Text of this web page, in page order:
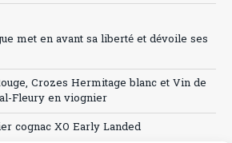
met en avant sa liberté et dévoile ses
Crozes Hermitage blanc et Vin de
Fleury en viognier
cognac XO Early Landed